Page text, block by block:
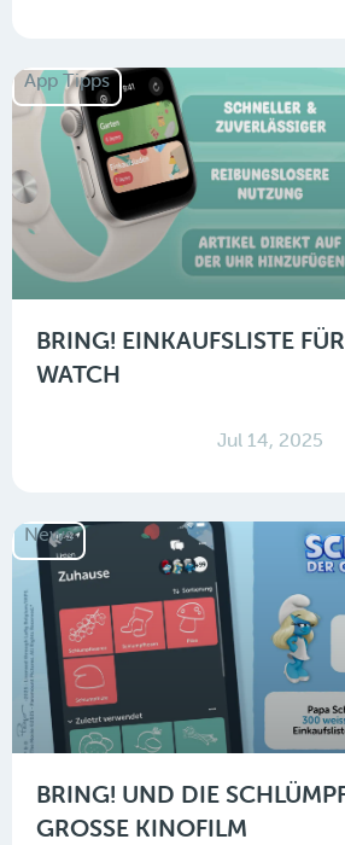
App Tipps
BRING! EINKAUFSLISTE
WATCH
Jul 14, 2025
News
BRING! UND DIE
GROSSE KINOFILM